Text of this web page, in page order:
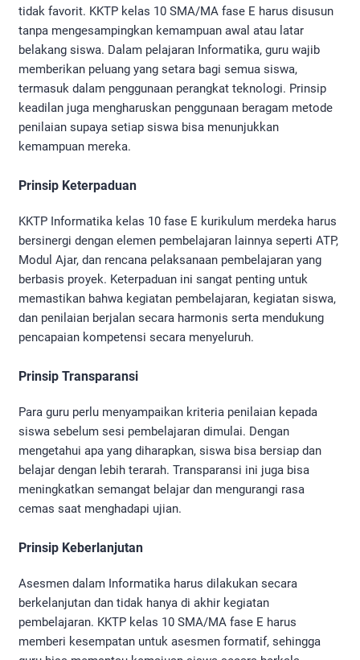
tidak favorit. KKTP kelas 10 SMA/MA fase E harus disusun
tanpa mengesampingkan kemampuan awal atau latar
belakang siswa. Dalam pelajaran Informatika, guru wajib
memberikan peluang yang setara bagi semua siswa,
termasuk dalam penggunaan perangkat teknologi. Prinsip
keadilan juga mengharuskan penggunaan beragam metode
penilaian supaya setiap siswa bisa menunjukkan
kemampuan mereka.
Prinsip Keterpaduan
KKTP Informatika kelas 10 fase E kurikulum merdeka harus
bersinergi dengan elemen pembelajaran lainnya seperti ATP,
Modul Ajar, dan rencana pelaksanaan pembelajaran yang
berbasis proyek. Keterpaduan ini sangat penting untuk
memastikan bahwa kegiatan pembelajaran, kegiatan siswa,
dan penilaian berjalan secara harmonis serta mendukung
pencapaian kompetensi secara menyeluruh.
Prinsip Transparansi
Para guru perlu menyampaikan kriteria penilaian kepada
siswa sebelum sesi pembelajaran dimulai. Dengan
mengetahui apa yang diharapkan, siswa bisa bersiap dan
belajar dengan lebih terarah. Transparansi ini juga bisa
meningkatkan semangat belajar dan mengurangi rasa
cemas saat menghadapi ujian.
Prinsip Keberlanjutan
Asesmen dalam Informatika harus dilakukan secara
berkelanjutan dan tidak hanya di akhir kegiatan
pembelajaran. KKTP kelas 10 SMA/MA fase E harus
memberi kesempatan untuk asesmen formatif, sehingga